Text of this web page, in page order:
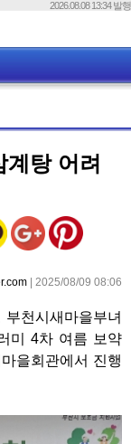
2026.08.08 13:34 발행
탕 어려
| 2025/08/09 08:06
천시새마을부녀
미 4차 여름 보약
을회관에서 진행